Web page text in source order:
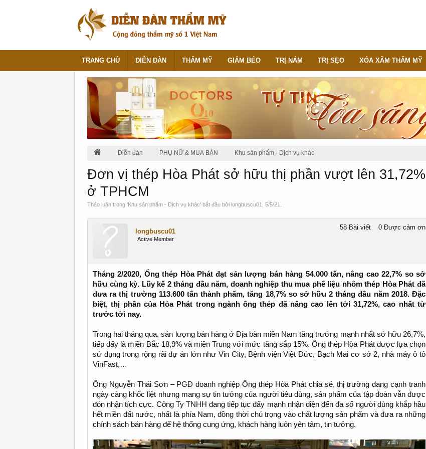
Diễn đàn PHỤ NỮ & MUA BÁN Khu sản phẩm - Dịch vụ khác
Đơn vị thép Hòa Phát sở hữu thị phần vượt lên 31,72%
ở TPHCM
Thảo luận trong 'Khu sản phẩm - Dịch vụ khác' bắt đầu bởi longbuscu01 5/5/21
longbuscu01
Active Member
58 Bài viết 0 Được cảm ơn
Tháng 2/2020, Ống thép Hòa Phát đạt sản lượng bán hàng 54.000 tấn, nâng cao 22,7% so sở
hữu cùng kỳ. Lũy kế 2 tháng đầu năm, doanh nghiệp thu mua phế liệu nhôm thép Hòa Phát đã
đưa ra thị trường 113.600 tấn thành phẩm, tăng 18,7% so sở hữu 2 tháng đầu năm 2018. Đặc
biệt, thị phần của Hòa Phát trong ngành ống thép đã nâng cao lên tới 31,72%, cao nhất từ
trước tới nay.
Trong hai tháng qua, sản lượng bán hàng ở Địa bàn miền Nam tăng trưởng mạnh nhất sở hữu 26,7%,
tiếp đấy là miền Bắc 18,9% và miền Trung với mức tăng sắp 15%. Ống thép Hòa Phát được lựa chọn
sử dụng trong rộng rãi dự án lớn như Vin City, Bệnh viện Việt Đức, Bạch Mai cơ sở 2, nhà máy ô tô
VinFast,…
Ông Nguyễn Thái Sơn – PGĐ doanh nghiệp Ống thép Hòa Phát chia sẻ, thị trường đang cạnh tranh
ngày càng khốc liệt nhưng mang sự tin tưởng của người tiêu dùng, sản phẩm của tập đoàn vẫn được
đón nhận tích cực. Công Ty TNHH đang tiếp tục đẩy mạnh nhận diện đến đa số người dùng khắp hầu
hết miền đất nước, nhất là phía Nam, đồng thời chú trọng vào chất lượng sản phẩm và đưa ra những
chính sách bán hàng để hệ thống cung ứng, khách hàng luôn yên tâm, tin tưởng.
TRANG CHỦ DIỄN ĐÀN THẨM MỸ GIẢM BÉO TRỊ NÁM TRỊ SẸO XÓA XĂM THẨM MỸ